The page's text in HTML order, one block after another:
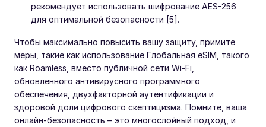
рекомендует использовать шифрование AES-256
для оптимальной безопасности [5].
Чтобы максимально повысить вашу защиту, примите
меры, такие как использование Глобальная eSIM, такого
как Roamless, вместо публичной сети Wi-Fi,
обновленного антивирусного программного
обеспечения, двухфакторной аутентификации и
здоровой доли цифрового скептицизма. Помните, ваша
онлайн-безопасность – это многослойный подход, и